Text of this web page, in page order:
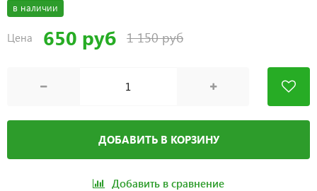
в наличии
Цена 650 руб 1 150 руб
ДОБАВИТЬ В КОРЗИНУ
Добавить в сравнение